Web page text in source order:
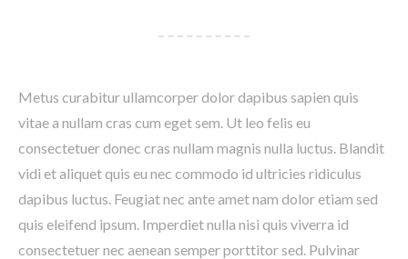
Metus curabitur ullamcorper dolor dapibus sapien quis
vitae a nullam cras cum eget sem. Ut leo felis eu
consectetuer donec cras nullam magnis nulla luctus. Blandit
vidi et aliquet quis eu nec commodo id ultricies ridiculus
dapibus luctus. Feugiat nec ante amet nam dolor etiam sed
quis eleifend ipsum. Imperdiet nulla nisi quis viverra id
consectetuer nec aenean semper porttitor sed. Pulvinar